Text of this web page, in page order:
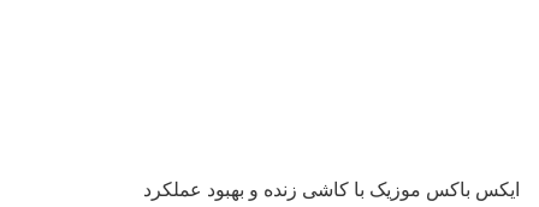
ایکس باکس موزیک با کاشی زنده و بهبود عملکرد